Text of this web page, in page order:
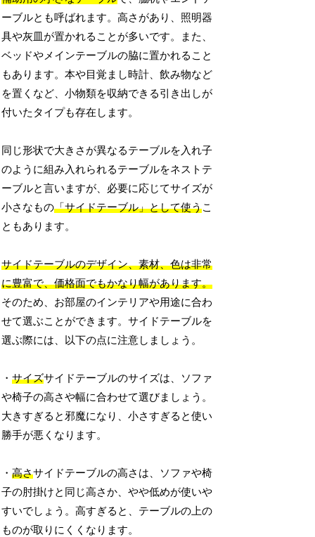
ーブルとも呼ばれます。高さがあり、照明器
具や灰皿が置かれることが多いです。また、
ベッドやメインテーブルの脇に置かれること
もあります。本や目覚まし時計、飲み物など
を置くなど、小物類を収納できる引き出しが
付いたタイプも存在します。
同じ形状で大きさが異なるテーブルを入れ子
のように組み入れられるテーブルをネストテ
ーブルと言いますが、必要に応じてサイズが
小さなもの「サイドテーブル」として使うこ
ともあります。
サイドテーブルのデザイン、素材、色は非常
に豊富で、価格面でもかなり幅があります。
そのため、お部屋のインテリアや用途に合わ
せて選ぶことができます。サイドテーブルを
選ぶ際には、以下の点に注意しましょう。
・サイズサイドテーブルのサイズは、ソファ
や椅子の高さや幅に合わせて選びましょう。
大きすぎると邪魔になり、小さすぎると使い
勝手が悪くなります。
・高さサイドテーブルの高さは、ソファや椅
子の肘掛けと同じ高さか、やや低めが使いや
すいでしょう。高すぎると、テーブルの上の
ものが取りにくくなります。